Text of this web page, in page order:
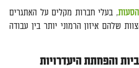
הסעות, בעלי חברות מקלים על האתגרים
שלהם איזון הרמוני יותר בין עבודה
והפחתת היעדרויות